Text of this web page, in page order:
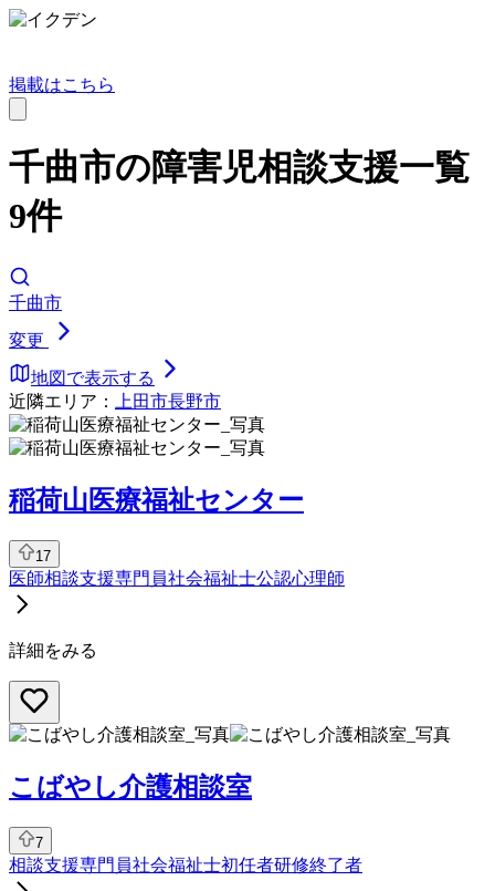
掲載はこちら
千曲市の障害児相談支援一覧
9件
千曲市
変更
地図で表示する
近隣エリア：
上田市長野市
稲荷山医療福祉センター
17
医師相談支援専門員社会福祉士公認心理師
詳細をみる
こばやし介護相談室
7
相談支援専門員社会福祉士初任者研修終了者